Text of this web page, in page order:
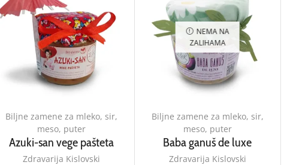
Biljne zamene za mleko, sir,
meso, puter
Azuki-san vege pašteta
Zdravarija Kislovski
NEMA NA
ZALIHAMA
Biljne zamene za mleko, sir,
meso, puter
Baba ganuš de luxe
Zdravarija Kislovski